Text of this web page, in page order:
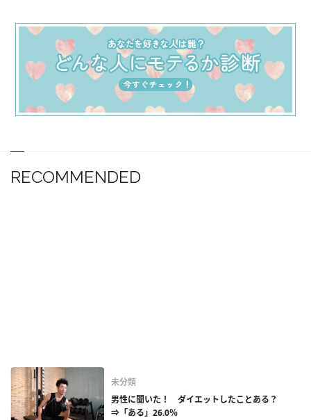
RECOMMENDED
未分類
男性に聞いた！ ダイエットしたことある？
⇒「ある」26.0％